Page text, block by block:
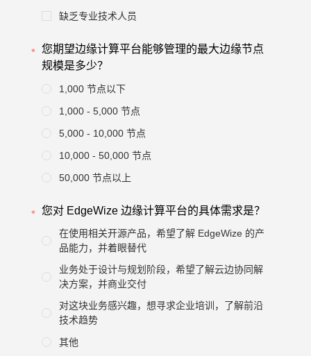
缺乏专业技术人员
您期望边缘计算平台能够管理的最大边缘节点
规模是多少？
1,000 节点以下
1,000 - 5,000 节点
5,000 - 10,000 节点
10,000 - 50,000 节点
50,000 节点以上
您对 EdgeWize 边缘计算平台的具体需求是？
在使用相关开源产品，希望了解 EdgeWize 的产
品能力，并着眼替代
业务处于设计与规划阶段，希望了解云边协同解
决方案，并商业交付
对这块业务感兴趣，想寻求企业培训，了解前沿
技术趋势
其他